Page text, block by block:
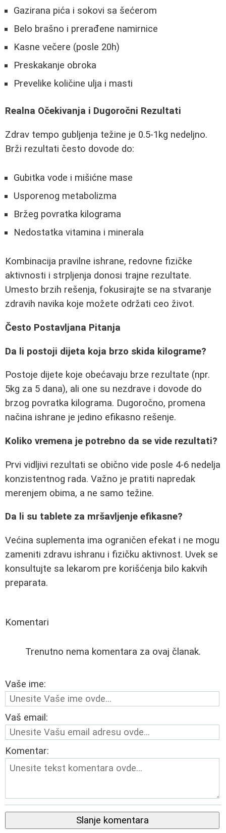
Gazirana pića i sokovi sa šećerom
Belo brašno i prerađene namirnice
Kasne večere (posle 20h)
Preskakanje obroka
Prevelike količine ulja i masti
Realna Očekivanja i Dugoročni Rezultati
Zdrav tempo gubljenja težine je 0.5-1kg nedeljno.
Brži rezultati često dovode do:
Gubitka vode i mišićne mase
Usporenog metabolizma
Bržeg povratka kilograma
Nedostatka vitamina i minerala
Kombinacija pravilne ishrane, redovne fizičke
aktivnosti i strpljenja donosi trajne rezultate.
Umesto brzih rešenja, fokusirajte se na stvaranje
zdravih navika koje možete održati ceo život.
Često Postavljana Pitanja
Da li postoji dijeta koja brzo skida kilograme?
Postoje dijete koje obećavaju brze rezultate (npr.
5kg za 5 dana), ali one su nezdrave i dovode do
brzog povratka kilograma. Dugoročno, promena
načina ishrane je jedino efikasno rešenje.
Koliko vremena je potrebno da se vide rezultati?
Prvi vidljivi rezultati se obično vide posle 4-6 nedelja
konzistentnog rada. Važno je pratiti napredak
merenjem obima, a ne samo težine.
Da li su tablete za mršavljenje efikasne?
Većina suplementa ima ograničen efekat i ne mogu
zameniti zdravu ishranu i fizičku aktivnost. Uvek se
konsultujte sa lekarom pre korišćenja bilo kakvih
preparata.
Komentari
Trenutno nema komentara za ovaj članak.
Vaše ime:
Vaš email:
Komentar:
Slanje komentara